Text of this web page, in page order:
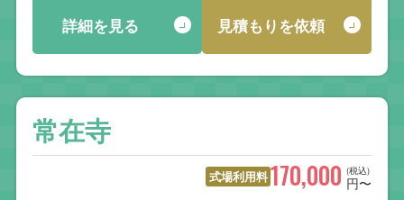
詳細を見る 見積もりを依頼
常在寺
式場利用料 (税込)
170,000 円〜